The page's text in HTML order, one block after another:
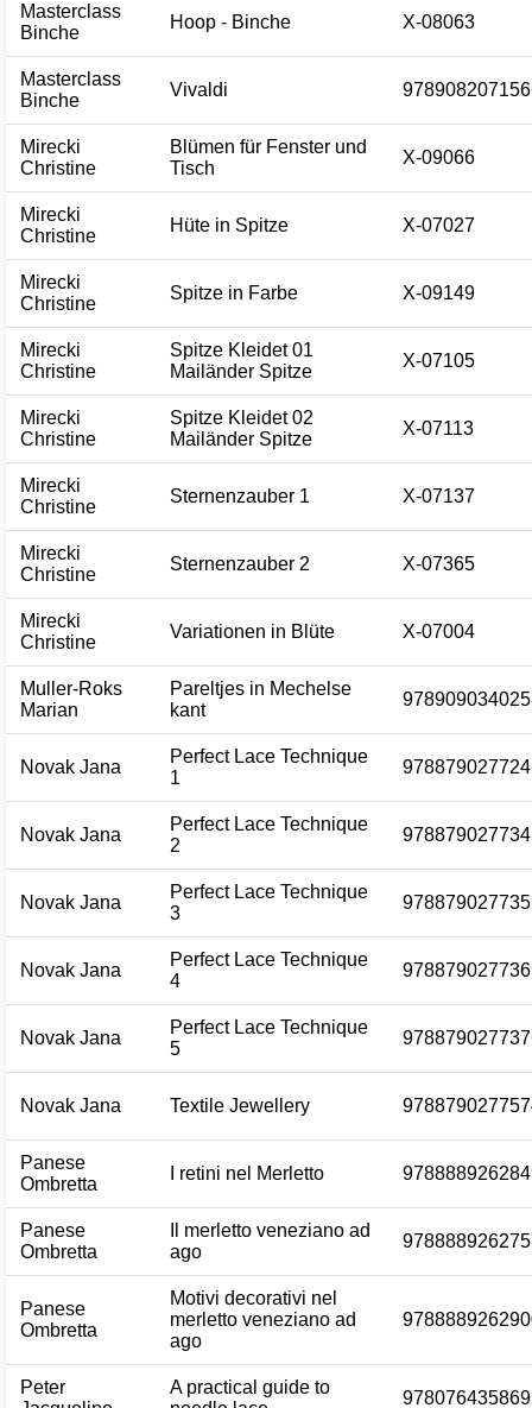
Masterclass
Binche
Hoop - Binche X-08063
Masterclass
Binche
Vivaldi
Mirecki
Christine
Blümen für Fenster und
Tisch
X-09066
Mirecki
Christine
Hüte in Spitze X-07027
Mirecki
Christine
Spitze in Farbe X-09149
Mirecki
Christine
Spitze Kleidet 01
Mailänder Spitze
X-07105
Mirecki
Christine
Spitze Kleidet 02
Mailänder Spitze
X-07113
Mirecki
Christine
Sternenzauber 1 X-07137
Mirecki
Christine
Sternenzauber 2 X-07365
Mirecki
Christine
Variationen in Blüte X-07004
Muller-Roks
Marian
Pareltjes in Mechelse
kant
Novak Jana
Perfect Lace Technique
1
Novak Jana
Perfect Lace Technique
2
Novak Jana
Perfect Lace Technique
3
Novak Jana
Perfect Lace Technique
4
Novak Jana
Perfect Lace Technique
5
Novak Jana Textile Jewellery
Panese
Ombretta
I retini nel Merletto
Panese
Ombretta
Il merletto veneziano ad
ago
Panese
Ombretta
Motivi decorativi nel
merletto veneziano ad
ago
Peter
A practical guide to